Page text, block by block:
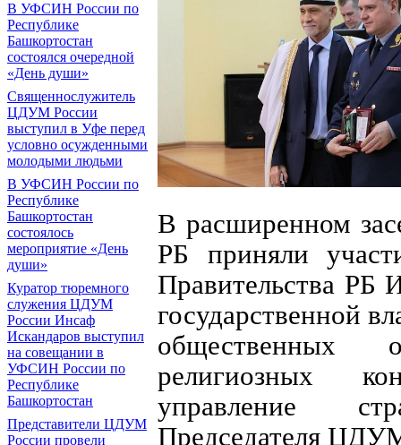
В УФСИН России по
Республике
Башкортостан
состоялся очередной
«День души»
Священнослужитель
ЦДУМ России
выступил в Уфе перед
условно осужденными
молодыми людьми
В УФСИН России по
Республике
Башкортостан
состоялось
мероприятие «День
души»
Куратор тюремного
служения ЦДУМ
России Инсаф
Искандаров выступил
на совещании в
УФСИН России по
Республике
Башкортостан
Представители ЦДУМ
России провели
В расширенном
РБ приняли
Правительства РБ
государственной
общественных
религиозных
управление
Председателя